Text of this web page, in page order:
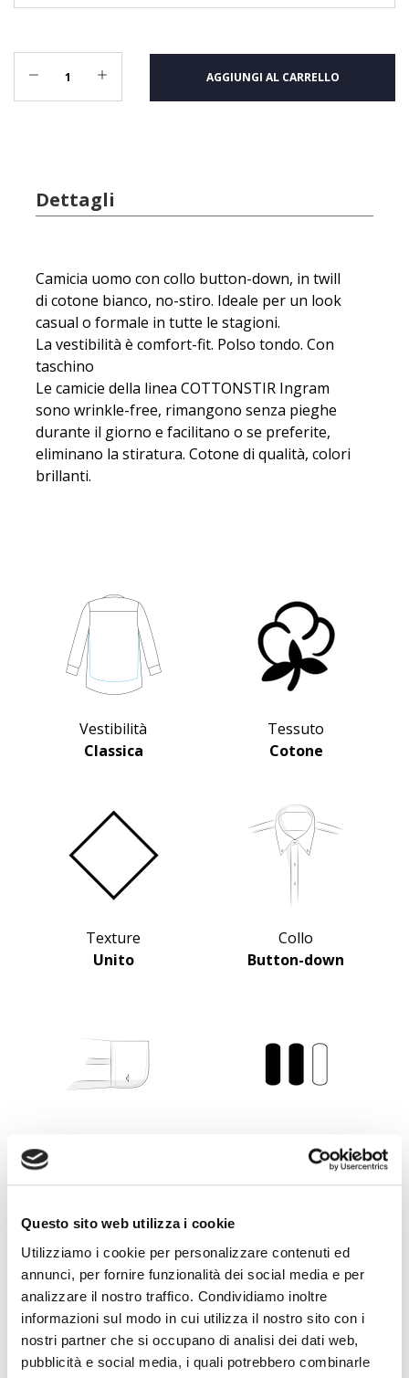
Questo sito web utilizza i cookie
Utilizziamo i cookie per personalizzare contenuti ed
annunci, per fornire funzionalità dei social media e per
analizzare il nostro traffico. Condividiamo inoltre
informazioni sul modo in cui utilizza il nostro sito con i
nostri partner che si occupano di analisi dei dati web,
pubblicità e social media, i quali potrebbero combinarle
AGGIUNGI AL CARRELLO
Dettagli
Camicia uomo con collo button-down, in twill
di cotone bianco, no-stiro. Ideale per un look
casual o formale in tutte le stagioni.
La vestibilità è comfort-fit. Polso tondo. Con
taschino
Le camicie della linea COTTONSTIR Ingram
sono wrinkle-free, rimangono senza pieghe
durante il giorno e facilitano o se preferite,
eliminano la stiratura. Cotone di qualità, colori
brillanti.
Vestibilità
Classica
Tessuto
Cotone
Texture
Unito
Collo
Button-down
Trasparenza
No-stiro
Peso